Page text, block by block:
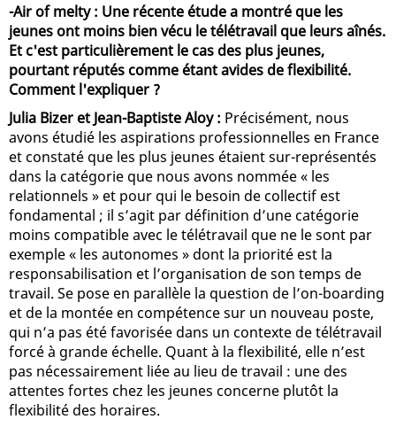
-Air of melty : Une récente étude a montré que les
jeunes ont moins bien vécu le télétravail que leurs aînés.
Et c'est particulièrement le cas des plus jeunes,
pourtant réputés comme étant avides de flexibilité.
Comment l'expliquer ?
Julia Bizer et Jean-Baptiste Aloy : Précisément, nous
avons étudié les aspirations professionnelles en France
et constaté que les plus jeunes étaient sur-représentés
dans la catégorie que nous avons nommée « les
relationnels » et pour qui le besoin de collectif est
fondamental ; il s’agit par définition d’une catégorie
moins compatible avec le télétravail que ne le sont par
exemple « les autonomes » dont la priorité est la
responsabilisation et l’organisation de son temps de
travail. Se pose en parallèle la question de l’on-boarding
et de la montée en compétence sur un nouveau poste,
qui n’a pas été favorisée dans un contexte de télétravail
forcé à grande échelle. Quant à la flexibilité, elle n’est
pas nécessairement liée au lieu de travail : une des
attentes fortes chez les jeunes concerne plutôt la
flexibilité des horaires.